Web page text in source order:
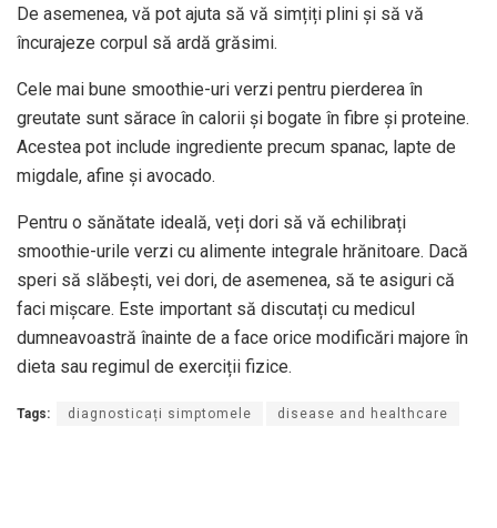
De asemenea, vă pot ajuta să vă simțiți plini și să vă
încurajeze corpul să ardă grăsimi.
Cele mai bune smoothie-uri verzi pentru pierderea în
greutate sunt sărace în calorii și bogate în fibre și proteine.
Acestea pot include ingrediente precum spanac, lapte de
migdale, afine și avocado.
Pentru o sănătate ideală, veți dori să vă echilibrați
smoothie-urile verzi cu alimente integrale hrănitoare. Dacă
speri să slăbești, vei dori, de asemenea, să te asiguri că
faci mișcare. Este important să discutați cu medicul
dumneavoastră înainte de a face orice modificări majore în
dieta sau regimul de exerciții fizice.
Tags: diagnosticați simptomele disease and healthcare